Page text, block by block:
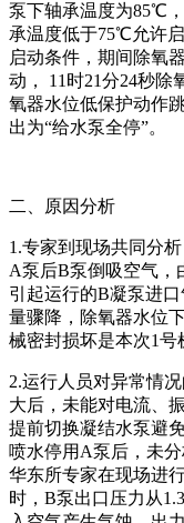
泵下轴承温度为85℃
承温度低于75℃允许
启动条件，期间除氧
动， 11时21分24秒除
氧器水位低保护动作
出为“给水泵全停”。
二、原因分析
1.专家到现场共同分
A泵后B泵倒吸空气，
引起运行的B凝泵进
量骤降，除氧器水位
械密封损坏是本次1号
2.运行人员对异常情
大后，未能对电流、
提前切换凝结水泵避
喷水停用A泵后，未
华东所专家在现场进
时，B泵出口压力从